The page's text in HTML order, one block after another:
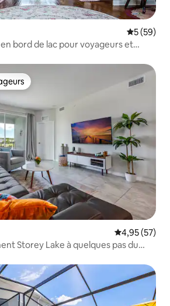
Note
5 (59)
bord de lac pour voyageurs et
Note
4,95 (57)
Storey Lake à quelques pas du